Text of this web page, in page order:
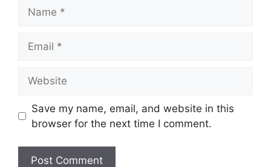
Save my name, email, and website in this
browser for the next time I comment.